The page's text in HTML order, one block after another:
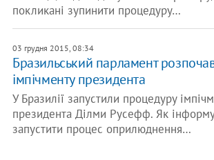
покликані зупинити процедуру…
03 грудня 2015, 08:34
Бразильський парламент
імпічменту президента
У Бразилії запустили процедуру
президента Ділми Русефф. Як
запустити процес оприлюднення…